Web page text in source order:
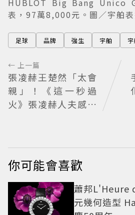
HUBLOT Big Bang Unico
表，97萬8,000元。圖／宇舶
足球 品牌 強生 宇舶
← 上一篇
張凌赫王楚然「太會
親」！《這一秒過
火》張凌赫人夫感爆
你可能會喜歡
蕭邦L'Heure
元幾何造型